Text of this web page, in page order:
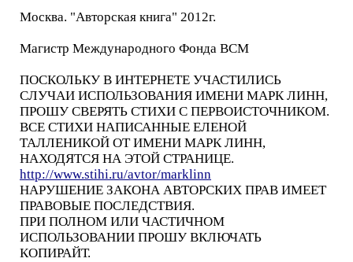
Москва. "Авторская книга" 2012г.
Магистр Международного Фонда ВСМ
ПОСКОЛЬКУ В ИНТЕРНЕТЕ УЧАСТИЛИСЬ
СЛУЧАИ ИСПОЛЬЗОВАНИЯ ИМЕНИ МАРК ЛИНН,
ПРОШУ СВЕРЯТЬ СТИХИ С ПЕРВОИСТОЧНИКОМ.
ВСЕ СТИХИ НАПИСАННЫЕ ЕЛЕНОЙ
ТАЛЛЕНИКОЙ ОТ ИМЕНИ МАРК ЛИНН,
НАХОДЯТСЯ НА ЭТОЙ СТРАНИЦЕ.
http://www.stihi.ru/avtor/marklinn
НАРУШЕНИЕ ЗАКОНА АВТОРСКИХ ПРАВ ИМЕЕТ
ПРАВОВЫЕ ПОСЛЕДСТВИЯ.
ПРИ ПОЛНОМ ИЛИ ЧАСТИЧНОМ
ИСПОЛЬЗОВАНИИ ПРОШУ ВКЛЮЧАТЬ
КОПИРАЙТ.